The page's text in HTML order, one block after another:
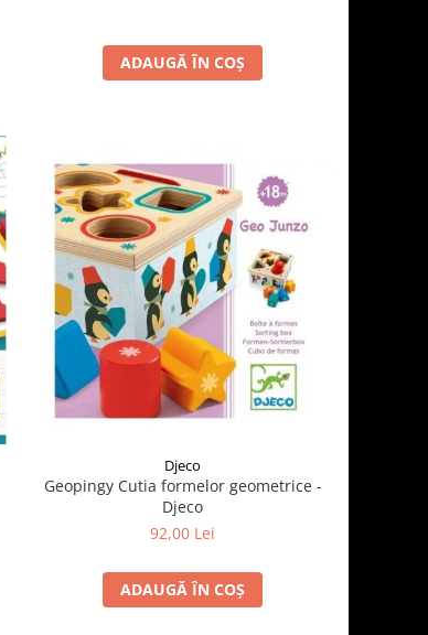
ADAUGĂ ÎN COȘ
Djeco
Geopingy Cutia formelor geometrice -
Djeco
92,00 Lei
ADAUGĂ ÎN COȘ